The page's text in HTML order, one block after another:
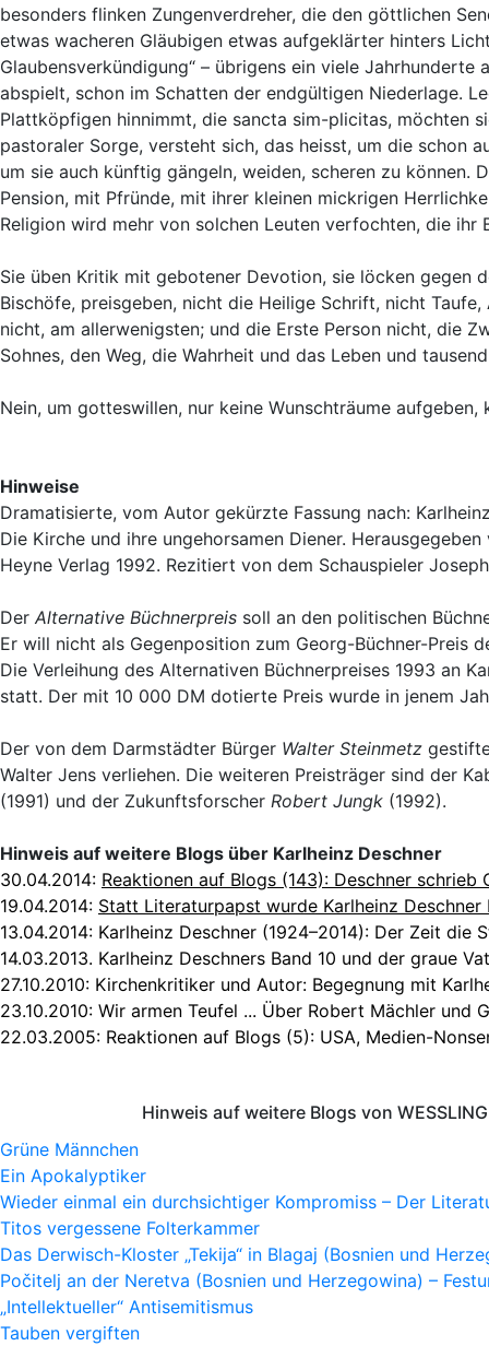
besonders flinken Zungenverdreher, die den göttlichen
etwas wacheren Gläubigen etwas aufgeklärter hinters
Glaubensverkündigung“ – übrigens ein viele
abspielt, schon im Schatten der endgültigen Niederlage.
Plattköpfigen hinnimmt, die sancta sim-plicitas, möchten
pastoraler Sorge, versteht sich, das heisst, um die schon
um sie auch künftig gängeln, weiden, scheren zu können.
Pension, mit Pfründe, mit ihrer kleinen mickrigen
Religion wird mehr von solchen Leuten verfochten, die ihr
Sie üben Kritik mit gebotener Devotion, sie löcken gegen
Bischöfe, preisgeben, nicht die Heilige Schrift, nicht
nicht, am allerwenigsten; und die Erste Person nicht, die
Sohnes, den Weg, die Wahrheit und das Leben und
Nein, um gotteswillen, nur keine Wunschträume
Hinweise
Dramatisierte, vom Autor gekürzte Fassung nach:
Die Kirche und ihre ungehorsamen Diener.
Heyne Verlag 1992. Rezitiert von dem Schauspieler
Der Alternative Büchnerpreis soll an den politischen
Er will nicht als Gegenposition zum Georg-Büchner-Preis
Die Verleihung des Alternativen Büchnerpreises 1993 an
statt. Der mit 10 000 DM dotierte Preis wurde in jenem
Der von dem Darmstädter Bürger Walter Steinmetz
Walter Jens verliehen. Die weiteren Preisträger sind der
(1991) und der Zukunftsforscher Robert Jungk (1992).
Hinweis auf weitere Blogs über Karlheinz Deschner
30.04.2014: Reaktionen auf Blogs (143): Deschner schrieb
19.04.2014: Statt Literaturpapst wurde Karlheinz
13.04.2014: Karlheinz Deschner (1924–2014): Der Zeit die
14.03.2013. Karlheinz Deschners Band 10 und der graue
27.10.2010: Kirchenkritiker und Autor: Begegnung mit
23.10.2010: Wir armen Teufel ... Über Robert Mächler und
22.03.2005: Reaktionen auf Blogs (5): USA, Medien-
Hinweis auf weitere Blogs von
Grüne Männchen
Ein Apokalyptiker
Wieder einmal ein durchsichtiger Kompromiss – Der
Titos vergessene Folterkammer
Das Derwisch-Kloster „Tekija“ in Blagaj (Bosnien und
Počitelj an der Neretva (Bosnien und Herzegowina) –
„Intellektueller“ Antisemitismus
Tauben vergiften